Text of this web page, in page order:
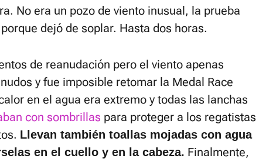
No era un pozo de viento inusual, la prueba
dejó de soplar. Hasta dos horas.
de reanudación pero el viento apenas
y fue imposible retomar la Medal Race
en el agua era extremo y todas las lanchas
con sombrillas para proteger a los regatistas
Llevan también toallas mojadas con agua
en el cuello y en la cabeza. Finalmente,